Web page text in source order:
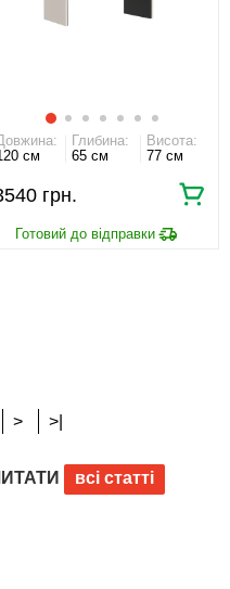
см
Глибина:
65 см
Висота:
77 см
> >|
всі статті